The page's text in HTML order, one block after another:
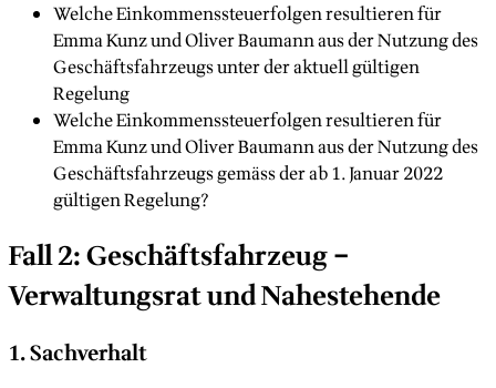
Welche Einkommenssteuerfolgen resultieren für
Emma Kunz und Oliver Baumann aus der Nutzung des
Geschäftsfahrzeugs unter der aktuell gültigen
Regelung
Welche Einkommenssteuerfolgen resultieren für
Emma Kunz und Oliver Baumann aus der Nutzung des
Geschäftsfahrzeugs gemäss der ab 1. Januar 2022
gültigen Regelung?
Fall 2: Geschäftsfahrzeug –
Verwaltungsrat und Nahestehende
1. Sachverhalt